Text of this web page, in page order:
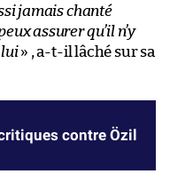
jamais chanté
assurer qu’il n’y
lui» , a-t-il lâché sur sa
contre Özil